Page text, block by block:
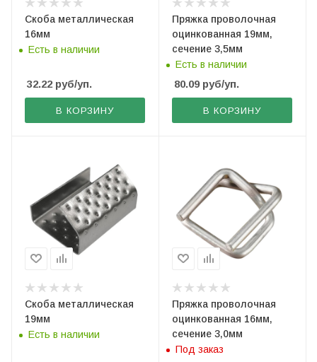
Скоба металлическая
16мм
Есть в наличии
32.22 руб/уп.
В КОРЗИНУ
Пряжка проволочная
оцинкованная 19мм,
сечение 3,5мм
Есть в наличии
80.09 руб/уп.
В КОРЗИНУ
Скоба металлическая
19мм
Есть в наличии
Пряжка проволочная
оцинкованная 16мм,
сечение 3,0мм
Под заказ